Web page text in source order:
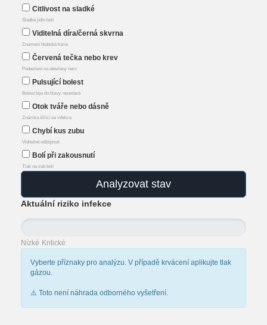
Citlivost na sladké
Sladké jídlo bolí
Viditelná díra/černá skvrna
Znamení hluboké kárie
Červená tečka nebo krev
Podezření na otevřený nerv
Pulsující bolest
Bolest bije do hlavy, neustává
Otok tváře nebo dásně
Známka šířící se infekce
Chybí kus zubu
Viditelné odštípnutí
Bolí při zakousnutí
Tlak na zub bolí
Analyzovat stav
Aktuální riziko infekce
Nízké Kritické
Vyberte příznaky pro analýzu. V případě krvácení aplikujte tlak
gázou.
⚠️ Toto není náhrada odborného vyšetření.